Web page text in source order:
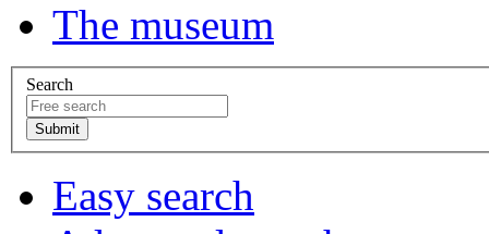
The museum
Search
Easy search